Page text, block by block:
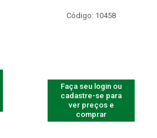
Código: 10458
Faça seu login ou
cadastre-se para
ver preços e
comprar